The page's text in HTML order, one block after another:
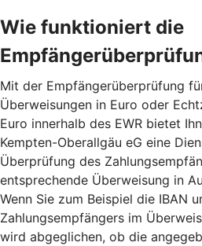
Wie funktioniert die
Mit der Empfängerüberprüfung
Überweisungen in Euro oder
Euro innerhalb des EWR bietet
Kempten-Oberallgäu eG eine
Überprüfung des
entsprechende Überweisung in
Wenn Sie zum Beispiel die IBAN
Zahlungsempfängers im
wird abgeglichen, ob die